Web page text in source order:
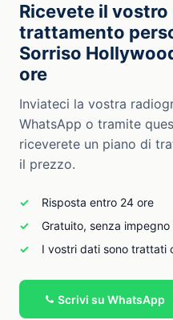
Ricevete il vostro
trattamento
Sorriso
ore
Inviateci la vostra
WhatsApp o tramite
riceverete un piano di
il prezzo.
Risposta entro 24 ore
Gratuito, senza impegno
I vostri dati sono trattati
Scrivi su WhatsApp